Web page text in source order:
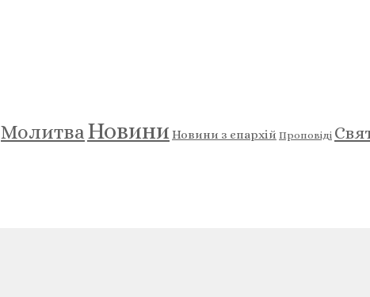
МолитваНовини Новини з єпархій Проповіді